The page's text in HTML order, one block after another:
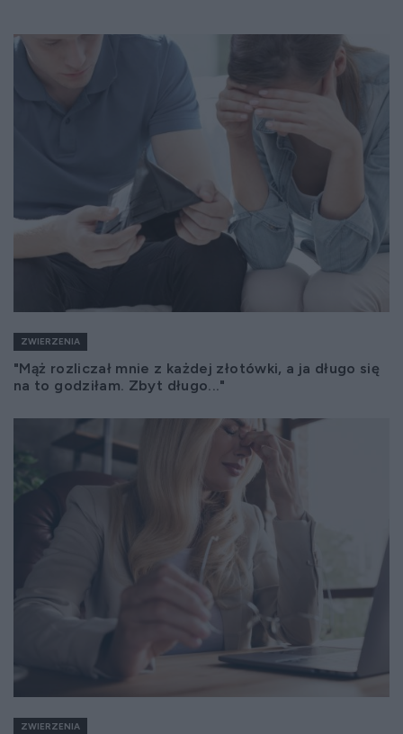
ZWIERZENIA
"Mąż rozliczał mnie z każdej złotówki, a ja długo się
na to godziłam. Zbyt długo..."
ZWIERZENIA